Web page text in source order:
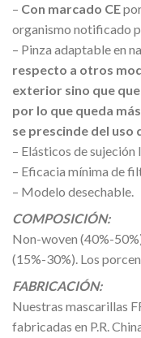
– Con marcado CE
organismo notificado
– Pinza adaptable en
respecto a otros
exterior sino que
por lo que queda
se prescinde del uso
– Elásticos de sujeción
– Eficacia mínima de
– Modelo desechable.
COMPOSICIÓN:
Non-woven (40%-
(15%-30%). Los
FABRICACIÓN:
Nuestras mascarillas
fabricadas en P.R.